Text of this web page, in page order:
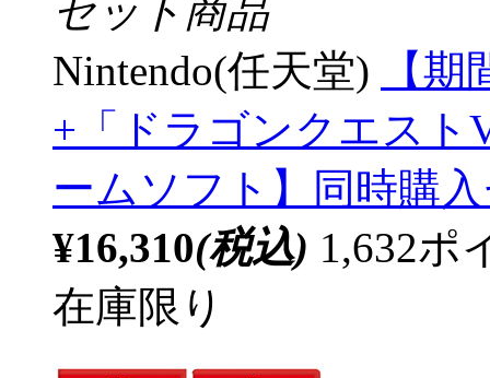
セット商品
Nintendo(任天堂)
【
+「ドラゴンクエスト
ームソフト】同時購
¥16,310(税込) 1,632ポ
在庫限り